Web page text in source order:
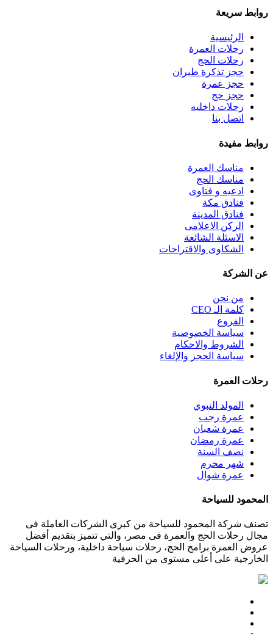
روابط سريعة
الرئيسية
رحلات العمرة
رحلات الحج
حجز تذكرة طيران
حجز عمرة
حجز حج
رحلات داخليه
اتصل بنا
روابط مفيدة
مناسك العمرة
مناسك الحج
ادعيه و فتاوى
فنادق مكة
فنادق المدينة
الركن الاعلامى
الاسئلة الشائعة
الشكاوى والاقتراحات
عن الشركة
من نحن
كلمة الـ CEO
الفروع
سياسة الخصوصية
الشروط والاحكام
سياسة الحجز والإلغاء
رحلات العمرة
المولد النبوي
عمرة رجب
عمرة شعبان
عمرة رمضان
نصف السنة
شهر محرم
عمرة شوال
المحمود للسياحة
تصنف شركة المحمود للسياحة من كبرى الشركات العاملة فى
مجال رحلات الحج والعمرة فى مصر، والتي تتميز بتقديم أفضل
عروض العمرة برامج الحج، رحلات سياحة داخلية، ورحلات السياحة
الخارجية على أعلى مستوى من الحرفية